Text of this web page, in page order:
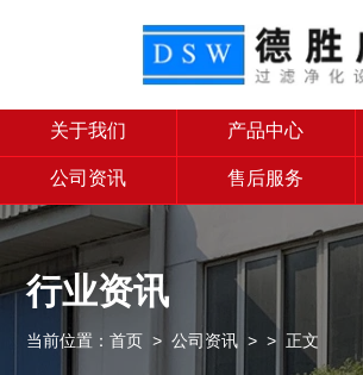
关于我们 产品中心
公司资讯 售后服务
行业资讯
当前位置：首页 >公司资讯 >> 正文